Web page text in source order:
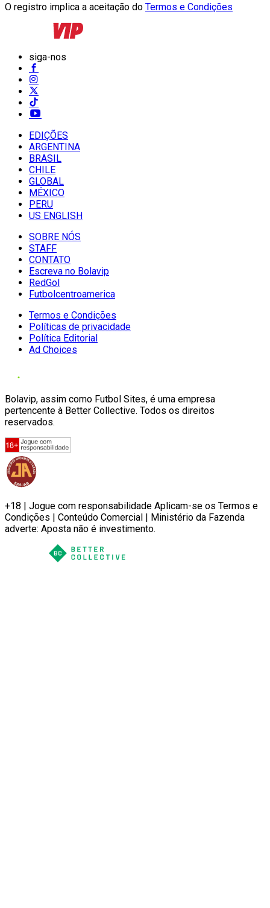
O registro implica a aceitação do Termos e Condições
siga-nos
EDIÇÕES
ARGENTINA
BRASIL
CHILE
GLOBAL
MÉXICO
PERU
US ENGLISH
SOBRE NÓS
STAFF
CONTATO
Escreva no Bolavip
RedGol
Futbolcentroamerica
Termos e Condições
Políticas de privacidade
Política Editorial
Ad Choices
Bolavip, assim como Futbol Sites, é uma empresa
pertencente à Better Collective. Todos os direitos
reservados.
+18 | Jogue com responsabilidade Aplicam-se os Termos e
Condições | Conteúdo Comercial | Ministério da Fazenda
adverte: Aposta não é investimento.